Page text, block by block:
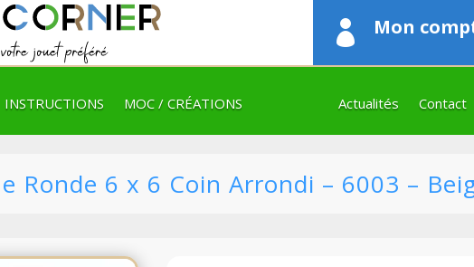
 Mon
INSTRUCTIONS MOC / CRÉATIONS Actualités Contact
Ronde 6 x 6 Coin Arrondi – 6003 –